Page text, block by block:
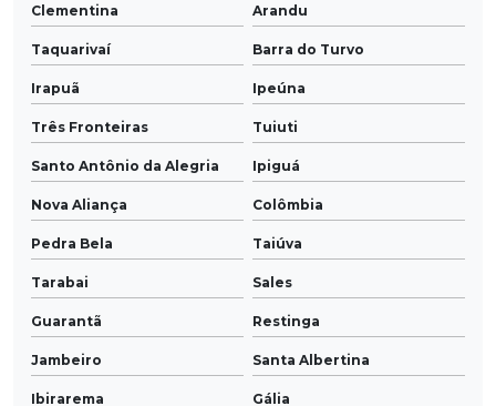
Clementina Arandu
Taquarivaí Barra do Turvo
Irapuã Ipeúna
Três Fronteiras Tuiuti
Santo Antônio da Alegria Ipiguá
Nova Aliança Colômbia
Pedra Bela Taiúva
Tarabai Sales
Guarantã Restinga
Jambeiro Santa Albertina
Ibirarema Gália